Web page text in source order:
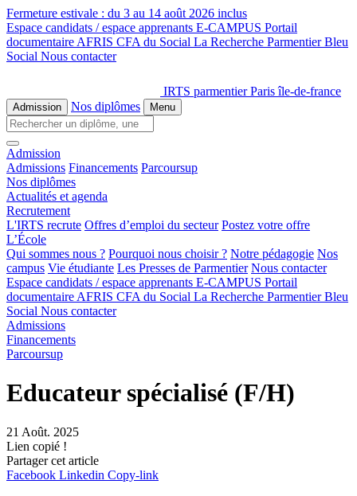
Fermeture estivale : du 3 au 14 août 2026 inclus
Espace candidats / espace apprenants E-CAMPUS Portail
documentaire AFRIS CFA du Social La Recherche Parmentier Bleu
Social Nous contacter
IRTS parmentier Paris île-de-france
Admission Nos diplômes Menu
Admission
Admissions Financements Parcoursup
Nos diplômes
Actualités et agenda
Recrutement
L'IRTS recrute Offres d’emploi du secteur Postez votre offre
L’École
Qui sommes nous ? Pourquoi nous choisir ? Notre pédagogie Nos
campus Vie étudiante Les Presses de Parmentier Nous contacter
Espace candidats / espace apprenants E-CAMPUS Portail
documentaire AFRIS CFA du Social La Recherche Parmentier Bleu
Social Nous contacter
Admissions
Financements
Parcoursup
Educateur spécialisé (F/H)
21 Août. 2025
Lien copié !
Partager cet article
Facebook Linkedin Copy-link